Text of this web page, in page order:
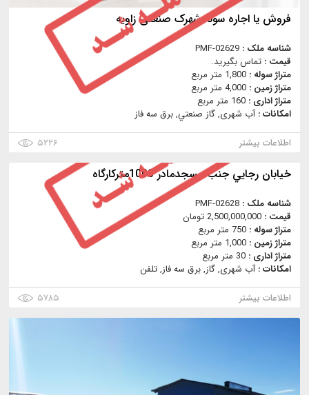
فروش یا اجاره سوله شهرک صنعتی زاویه
شناسه ملک : PMF-02629
قیمت : تماس بگیرید.
متراژ سوله : 1,800 متر مربع
متراژ زمین : 4,000 متر مربع
متراژ اداری : 160 متر مربع
امکانات :آب شهری, گاز صنعتي, برق سه فاز
اطلاعات بیشتر
۵۲۲۶
خيابان رجايي جنب مسجدمادر 1000متركارگاه
شناسه ملک : PMF-02628
قیمت : 2,500,000,000 تومان
متراژ سوله : 750 متر مربع
متراژ زمین : 1,000 متر مربع
متراژ اداری : 30 متر مربع
امکانات :آب شهری, گاز, برق سه فاز, تلفن
اطلاعات بیشتر
۵۷۸۵